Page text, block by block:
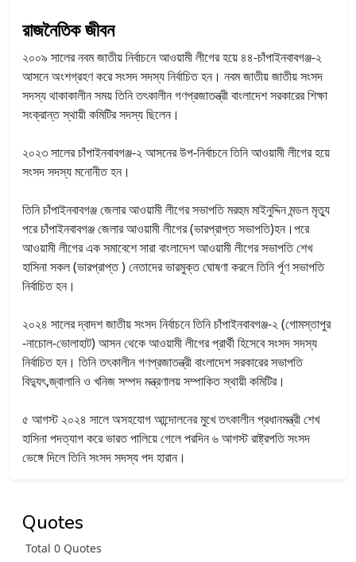
রাজনৈতিক জীবন
২০০৯ সালের নবম জাতীয় নির্বাচনে আওয়ামী লীগের হয়ে ৪৪-চাঁপাইনবাবগঞ্জ-২
আসনে অংশগ্রহণ করে সংসদ সদস্য নির্বাচিত হন। নবম জাতীয় জাতীয় সংসদ
সদস্য থাকাকালীন সময় তিনি তৎকালীন গণপ্রজাতন্ত্রী বাংলাদেশ সরকারের শিক্ষা
সংক্রান্ত স্থায়ী কমিটির সদস্য ছিলেন।
২০২৩ সালের চাঁপাইনবাবগঞ্জ-২ আসনের উপ-নির্বাচনে তিনি আওয়ামী লীগের হয়ে
সংসদ সদস্য মনোনীত হন।
তিনি চাঁপাইনবাবগঞ্জ জেলার আওয়ামী লীগের সভাপতি মরহুম মাইনুদ্দিন মন্ডল মৃত্যু
পরে চাঁপাইনবাবগঞ্জ জেলার আওয়ামী লীগের (ভারপ্রাপ্ত সভাপতি)হন।পরে
আওয়ামী লীগের এক সমাবেশে সারা বাংলাদেশ আওয়ামী লীগের সভাপতি শেখ
হাসিনা সকল (ভারপ্রাপ্ত ) নেতাদের ভারমুক্ত ঘোষণা করলে তিনি র্পূণ সভাপতি
নির্বাচিত হন।
২০২৪ সালের দ্বাদশ জাতীয় সংসদ নির্বাচনে তিনি চাঁপাইনবাবগঞ্জ-২ (গোমস্তাপুর
-নাচোল-ভোলাহাট) আসন থেকে আওয়ামী লীগের প্রার্থী হিসেবে সংসদ সদস্য
নির্বাচিত হন। তিনি তৎকালীন গণপ্রজাতন্ত্রী বাংলাদেশ সরকারের সভাপতি
বিদ্যুৎ,জ্বালানি ও খনিজ সম্পদ মন্ত্রণালয় সম্পাকিত স্থায়ী কমিটির।
৫ আগস্ট ২০২৪ সালে অসহযোগ আন্দোলনের মুখে তৎকালীন প্রধানমন্ত্রী শেখ
হাসিনা পদত্যাগ করে ভারত পালিয়ে গেলে পরদিন ৬ আগস্ট রাষ্ট্রপতি সংসদ
ভেঙ্গে দিলে তিনি সংসদ সদস্য পদ হারান।
Quotes
Total 0 Quotes